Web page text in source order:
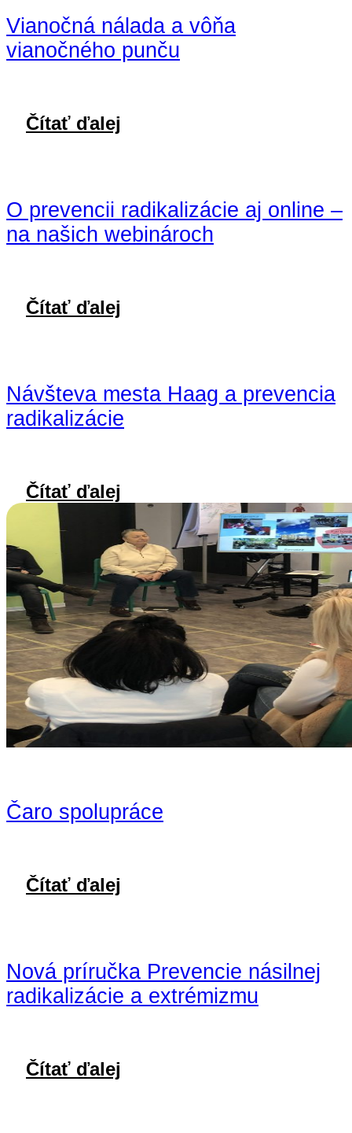
Vianočná nálada a vôňa
vianočného punču
Čítať ďalej
O prevencii radikalizácie aj online –
na našich webinároch
Čítať ďalej
Návšteva mesta Haag a prevencia
radikalizácie
Čítať ďalej
Čaro spolupráce
Čítať ďalej
Nová príručka Prevencie násilnej
radikalizácie a extrémizmu
Čítať ďalej